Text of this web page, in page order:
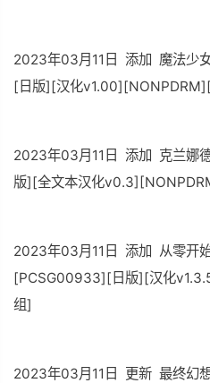
2023年03月11日 添加 魔法少
[日版][汉化
2023年03月11日 添加 克兰娜
版][全文本汉化
2023年03月11日 添加 从零开
[PCSG00933][日版][汉化
组]
2023年03月11日 更新 最终幻